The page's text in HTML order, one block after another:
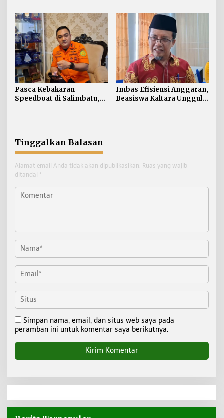
Pengawasan dan Edukasi
Awak Kapal
Pasca Kebakaran
Speedboat di Salimbatu,
Imbas Efisiensi Anggaran,
Beasiswa Kaltara Unggul
Tinggalkan Balasan
Alamat email Anda tidak akan dipublikasikan. Ruas yang wajib
ditandai *
Simpan nama, email, dan situs web saya pada
peramban ini untuk komentar saya berikutnya.